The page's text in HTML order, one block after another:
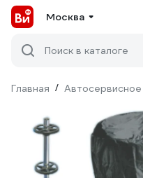
Москва
Поиск в каталоге
Главная /